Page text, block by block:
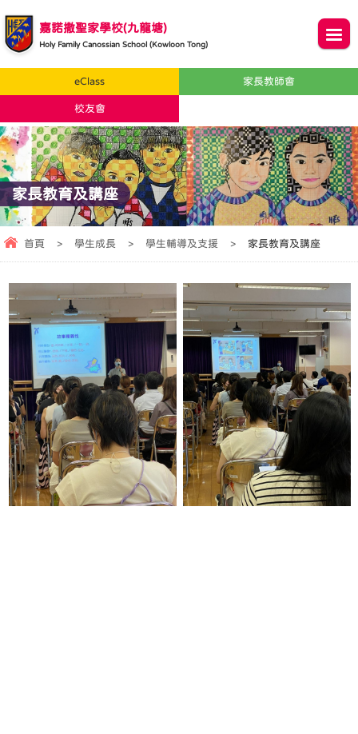
嘉諾撒聖家學校(九龍塘)
Holy Family Canossian School (Kowloon Tong)
eClass 家長教師會
校友會
家長教育及講座
首頁 > 學生成長 > 學生輔導及支援 > 家長教育及講座